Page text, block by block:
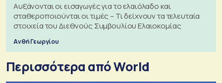
Αυξάνονται οι εισαγωγές για το ελαιόλαδο και
σταθεροποιούνται οι τιμές – Τι δείχνουν τα τελευταία
στοιχεία του Διεθνούς Συμβουλίου Ελαιοκομίας
Ανθή Γεωργίου
Περισσότερα από World